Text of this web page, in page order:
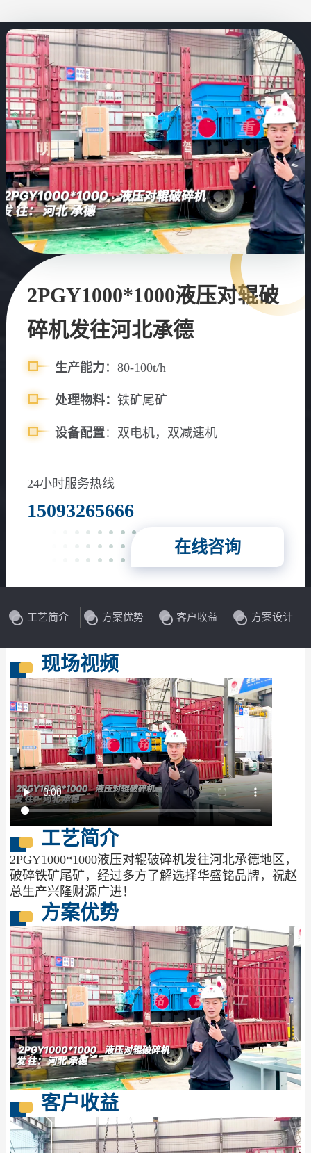
2PGY1000*1000液压对辊破
碎机发往河北承德
生产能力 ：80-100t/h
处理物料： 铁矿尾矿
设备配置：双电机，双减速机
24小时服务热线
15093265666
在线咨询
工艺简介 方案优势 客户收益 方案设计
现场视频
工艺简介
2PGY1000*1000液压对辊破碎机发往河北承德地区，
破碎铁矿尾矿，经过多方了解选择华盛铭品牌，祝赵
总生产兴隆财源广进！
方案优势
客户收益